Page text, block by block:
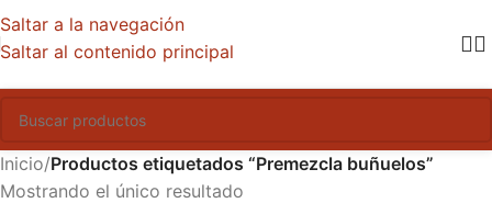
Saltar a la navegación
Saltar al contenido principal
Inicio/Productos etiquetados “Premezcla buñuelos”
Mostrando el único resultado